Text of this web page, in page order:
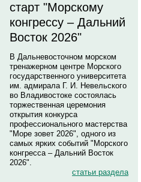
старт "Морскому
конгрессу – Дальний
Восток 2026"
В Дальневосточном морском
тренажерном центре Морского
государственного университета
им. адмирала Г. И. Невельского
во Владивостоке состоялась
торжественная церемония
открытия конкурса
профессионального мастерства
"Море зовет 2026", одного из
самых ярких событий "Морского
конгресса – Дальний Восток
2026".
статьи раздела